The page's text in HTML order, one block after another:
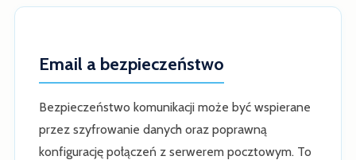
Email a bezpieczeństwo
Bezpieczeństwo komunikacji może być wspierane
przez szyfrowanie danych oraz poprawną
konfigurację połączeń z serwerem pocztowym. To